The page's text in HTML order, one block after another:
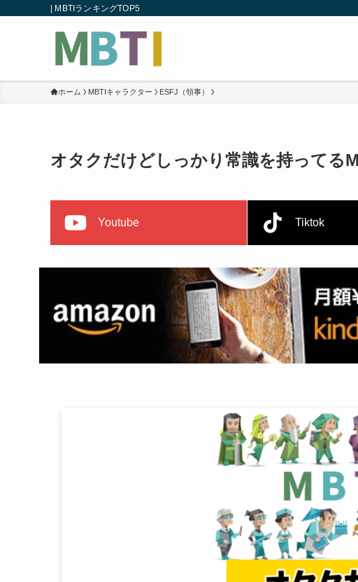
| MBTIランキングTOP5
ホーム MBTIキャラクター ESFJ（領事）
オタクだけどしっかり常識を持ってる
Youtube Tiktok